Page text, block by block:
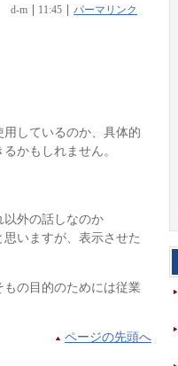
d-m 11:45 パーマリンク
しているのか、具体的
かもしれません。
以外の話しなのか
いますが、表示させた
の目的のためには従業
ページの先頭へ